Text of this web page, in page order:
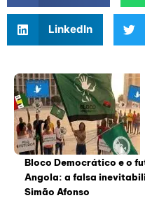
LinkedIn
Bloco Democrático e o
Angola: a falsa
Simão Afonso